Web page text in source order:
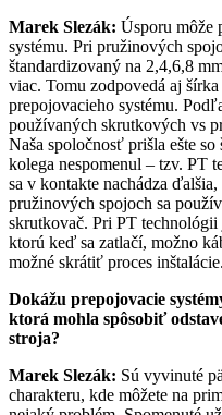
Marek Slezák: Úsporu môže
systému. Pri pružinových
štandardizovaný na 2,4,6,8
viac. Tomu zodpovedá aj
prepojovacieho systému.
používaných skrutkových vs
Naša spoločnosť prišla ešte
kolega nespomenul – tzv. PT
sa v kontakte nachádza
pružinových spojoch sa
skrutkovač. Pri PT technológii
ktorú keď sa zatlačí, možno
možné skrátiť proces inštalácie.
Dokážu prepojovacie
ktorá mohla spôsobiť
stroja?
Marek Slezák: Sú vyvinuté
charakteru, kde môžete na